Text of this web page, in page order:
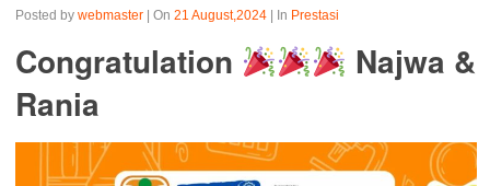
Posted bywebmaster | On21 August,2024 | In Prestasi
Congratulation
Najwa &
Rania